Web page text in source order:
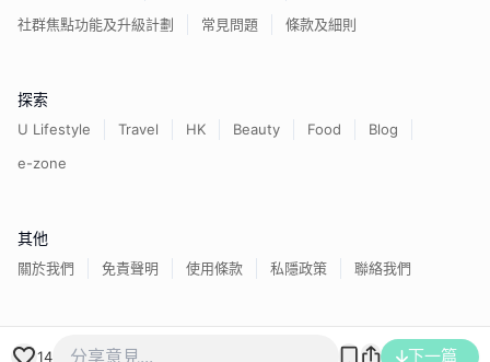
14 下一篇
社群焦點功能及升級計劃
常見問題 條款及細則
探索
U Lifestyle Travel HK Beauty Food
Blog
e-zone
其他
關於我們 免責聲明 使用條款 私隱政策 聯絡我們
香港經濟日報版權所有©